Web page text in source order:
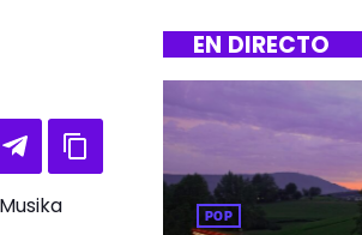
EN DIRECTO
POP